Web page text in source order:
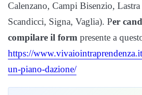
Calenzano, Campi Bisenzio, Lastra
Scandicci, Signa, Vaglia). Per
compilare il form presente a
https://
un-piano-dazione/